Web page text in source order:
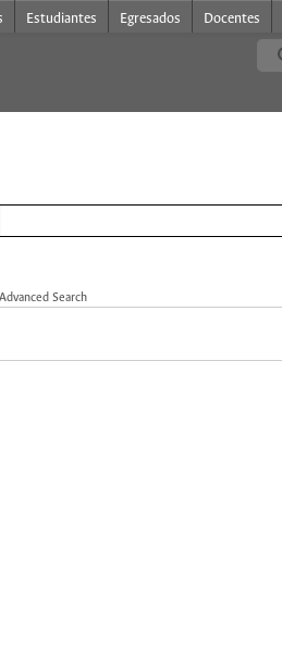
Estudiantes Egresados Docentes
Advanced Search